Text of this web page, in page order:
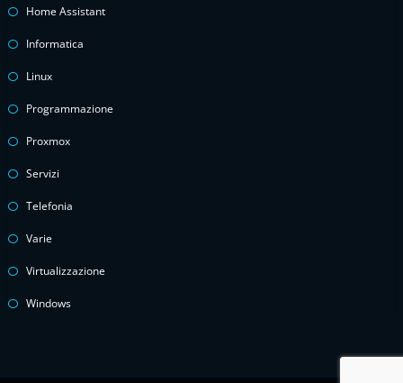
Home Assistant
Informatica
Linux
Programmazione
Proxmox
Servizi
Telefonia
Varie
Virtualizzazione
Windows